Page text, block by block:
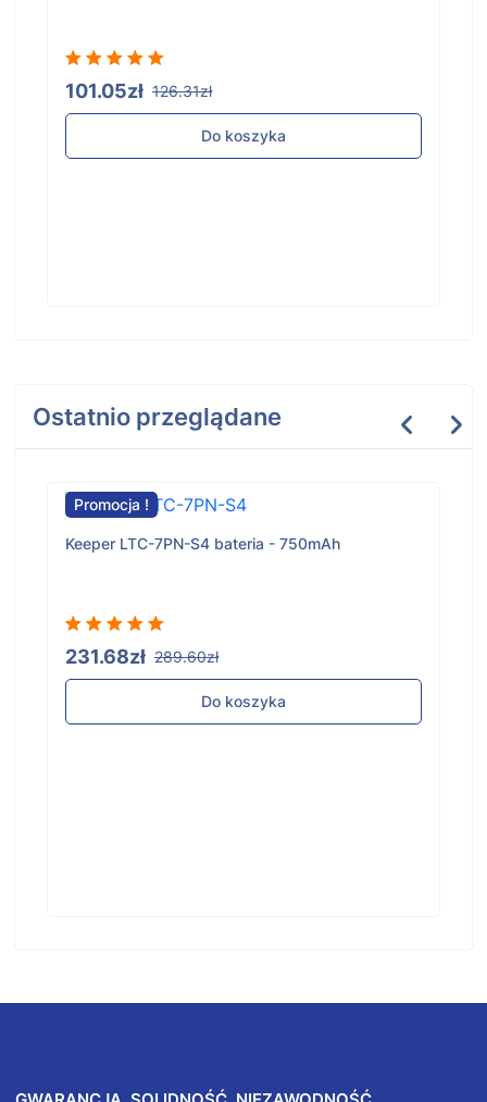
101.05zł 126.31zł
Do koszyka
Ostatnio przeglądane
Promocja !
Keeper LTC-7PN-S4 bateria - 750mAh
231.68zł 289.60zł
Do koszyka